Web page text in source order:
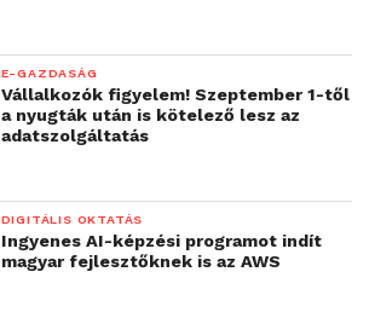
E-GAZDASÁG
Vállalkozók figyelem! Szeptember 1-től
a nyugták után is kötelező lesz az
adatszolgáltatás
DIGITÁLIS OKTATÁS
Ingyenes AI-képzési programot indít
magyar fejlesztőknek is az AWS